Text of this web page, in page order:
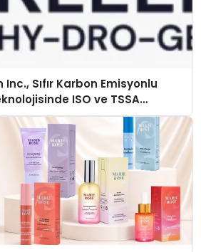
Sıfır Karbon Emisyonlu
ISO ve TSSA
Aldı